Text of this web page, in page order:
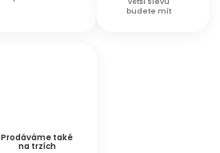
budete mít
Prodáváme také
na trzích